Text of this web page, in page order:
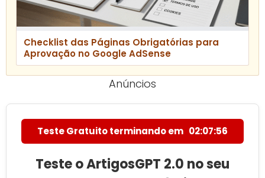
Checklist das Páginas Obrigatórias para
Aprovação no Google AdSense
Anúncios
Teste Gratuito terminando em 02:07:55
Teste o ArtigosGPT 2.0 no seu